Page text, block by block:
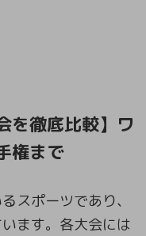
を徹底比較】ワ
権まで
スポーツであり、
ます。各大会には